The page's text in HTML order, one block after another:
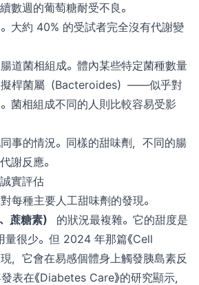
數週的葡萄糖耐受不良。
大約 40% 的受試者完全沒有代謝變
道菌相組成。體內某些特定菌種數量
桿菌屬（Bacteroides）——似乎對
菌相組成不同的人則比較容易受影
事的情況。同樣的甜味劑，不同的腸
謝反應。
實評估
每種主要人工甜味劑的發現。
蔗糖素）
的狀況最複雜。它的甜度是
很少。但 2024 年那篇《Cell
，它會在易感個體身上觸發胰島素反
表在《Diabetes Care》的研究顯示，